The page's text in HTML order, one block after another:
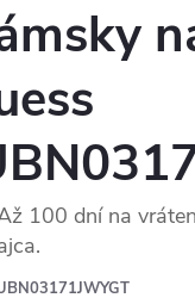
100 dní na